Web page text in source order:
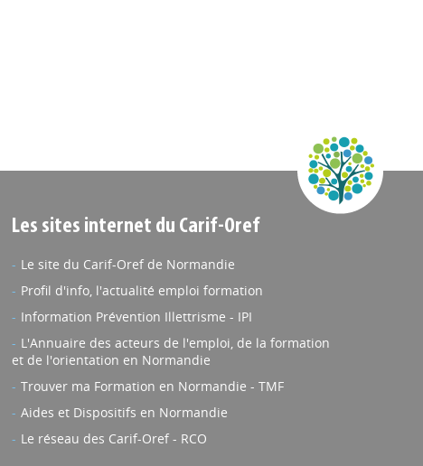
Les sites internet du Carif-Oref
Le site du Carif-Oref de Normandie
Profil d'info, l'actualité emploi formation
Information Prévention Illettrisme - IPI
L'Annuaire des acteurs de l'emploi, de la formation
et de l'orientation en Normandie
Trouver ma Formation en Normandie - TMF
Aides et Dispositifs en Normandie
Le réseau des Carif-Oref - RCO